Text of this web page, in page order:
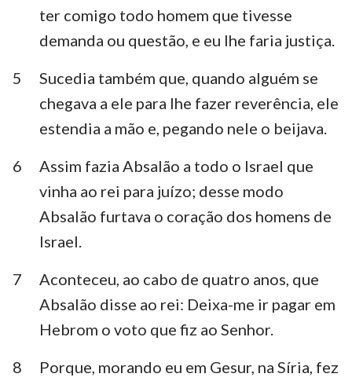
ter comigo todo homem que tivesse
demanda ou questão, e eu lhe faria justiça.
5
Sucedia também que, quando alguém se
chegava a ele para lhe fazer reverência, ele
estendia a mão e, pegando nele o beijava.
6
Assim fazia Absalão a todo o Israel que
vinha ao rei para juízo; desse modo
Absalão furtava o coração dos homens de
Israel.
7
Aconteceu, ao cabo de quatro anos, que
Absalão disse ao rei: Deixa-me ir pagar em
Hebrom o voto que fiz ao Senhor.
8
Porque, morando eu em Gesur, na Síria, fez